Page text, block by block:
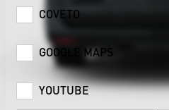
COVETO
GOOGLE MAPS
YOUTUBE